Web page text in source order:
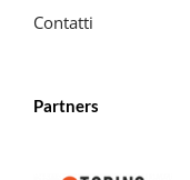
Contatti
Partners